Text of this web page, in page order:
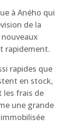
à Aného qui
de la
rapidement.
rapides que
en stock,
les frais de
une grande